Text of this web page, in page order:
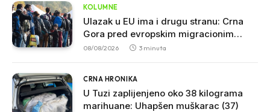
KOLUMNE
Ulazak u EU ima i drugu stranu: Crna
Gora pred evropskim migracionim
pravilima
08/08/2026 3 minuta
CRNA HRONIKA
U Tuzi zaplijenjeno oko 38 kilograma
marihuane: Uhapšen muškarac (37)